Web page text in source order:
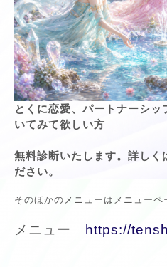
とくに恋愛、パートナーシ
いてみて欲しい方
無料診断いたします。詳し
ださい。
そのほかのメニューはメニューペ
メニュー https://